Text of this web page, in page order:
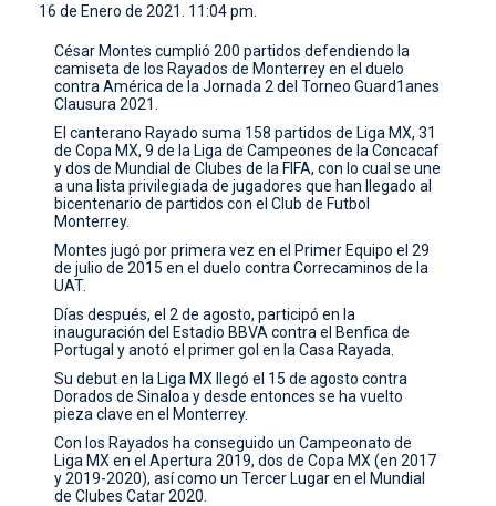
16 de Enero de 2021. 11:04 pm.
César Montes cumplió 200 partidos defendiendo la
camiseta de los Rayados de Monterrey en el duelo
contra América de la Jornada 2 del Torneo Guard1anes
Clausura 2021.
El canterano Rayado suma 158 partidos de Liga MX, 31
de Copa MX, 9 de la Liga de Campeones de la Concacaf
y dos de Mundial de Clubes de la FIFA, con lo cual se une
a una lista privilegiada de jugadores que han llegado al
bicentenario de partidos con el Club de Futbol
Monterrey.
Montes jugó por primera vez en el Primer Equipo el 29
de julio de 2015 en el duelo contra Correcaminos de la
UAT.
Días después, el 2 de agosto, participó en la
inauguración del Estadio BBVA contra el Benfica de
Portugal y anotó el primer gol en la Casa Rayada.
Su debut en la Liga MX llegó el 15 de agosto contra
Dorados de Sinaloa y desde entonces se ha vuelto
pieza clave en el Monterrey.
Con los Rayados ha conseguido un Campeonato de
Liga MX en el Apertura 2019, dos de Copa MX (en 2017
y 2019-2020), así como un Tercer Lugar en el Mundial
de Clubes Catar 2020.